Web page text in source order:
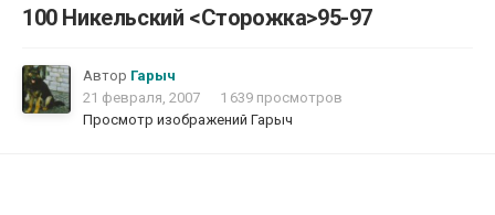
100 Никельский <Cторожка>95-97
Автор Гарыч
21 февраля, 2007
1 639 просмотров
Просмотр изображений Гарыч